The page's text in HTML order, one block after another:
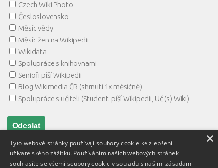
Czech Wiki Photo
Česloslovensko
Měsíc vědy
Měsíc žen na Wikipedii
Wikidata
Spolupráce s knihovnami
Senioři píší Wikipedii
Blog Wikimedia ČR (shrnutí 1x měsíčně)
Spolupráce s učiteli (Studenti píší Wikipedii, Uč (s) Wiki)
×
Tyto webové stránky používají soubory cookie ke zlepšení
uživatelského zážitku. Používáním našich webových stránek
souhlasíte se všemi soubory cookie v souladu s našimi zásadami